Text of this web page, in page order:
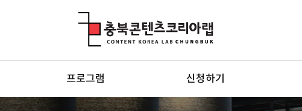
프로그램 신청하기